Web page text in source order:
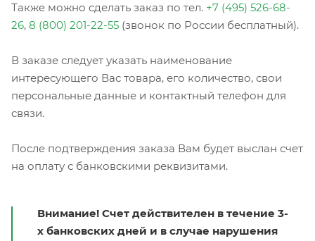
Также можно сделать заказ по тел. +7 (495) 526-68-
26, 8 (800) 201-22-55 (звонок по России бесплатный).
В заказе следует указать наименование
интересующего Вас товара, его количество, свои
персональные данные и контактный телефон для
связи.
После подтверждения заказа Вам будет выслан счет
на оплату с банковскими реквизитами.
Внимание! Счет действителен в течение 3-
х банковских дней и в случае нарушения